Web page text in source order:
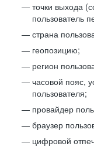
точки выхода
пользователь
страна
геопозицию;
регион
часовой пояс,
пользователя;
провайдер
браузер
цифровой